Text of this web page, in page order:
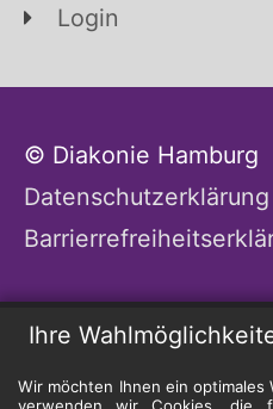
Ihre
Wir möchten Ihnen ein optimales
verwenden wir Cookies, die
Login
© Diakonie Hamburg
Datenschutzerklärung